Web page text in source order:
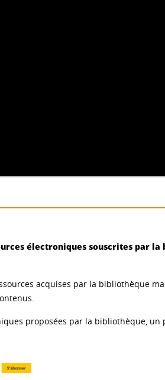
électroniques souscrites par la
acquises par la bibliothèque
proposées par la bibliothèque,